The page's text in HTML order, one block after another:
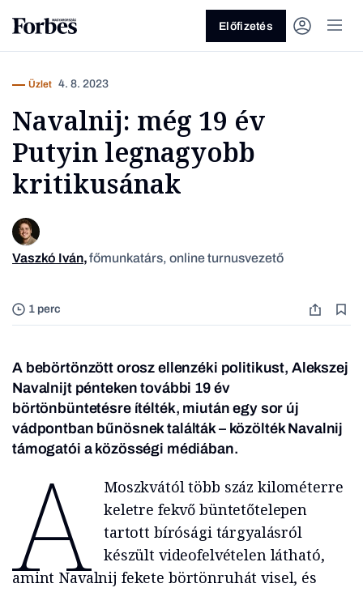
Előfizetés
1 perc
Üzlet 4. 8. 2023
Navalnij: még 19 év
Putyin legnagyobb
kritikusának
Vaszkó Iván,főmunkatárs, online turnusvezető
A bebörtönzött orosz ellenzéki politikust, Alekszej
Navalnijt pénteken további 19 év
börtönbüntetésre ítélték, miután egy sor új
vádpontban bűnösnek találták – közölték Navalnij
támogatói a közösségi médiában.
A
Moszkvától több száz kilométerre
keletre fekvő büntetőtelepen
tartott bírósági tárgyalásról
készült videofelvételen látható,
amint Navalnij fekete börtönruhát visel, és